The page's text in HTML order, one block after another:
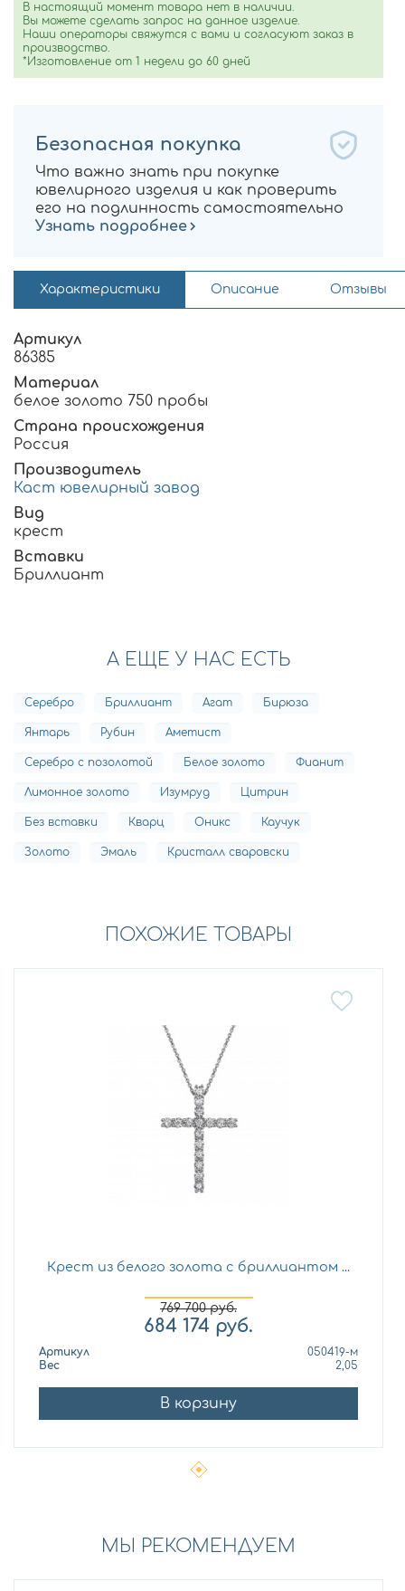
В настоящий момент товара нет в наличии.
Вы можете сделать запрос на данное изделие.
Наши операторы свяжутся с вами и согласуют заказ в
производство.
*Изготовление от 1 недели до 60 дней
Безопасная покупка
Что важно знать при покупке
ювелирного изделия и как проверить
его на подлинность самостоятельно
Узнать подробнее
Характеристики Описание Отзывы
Артикул
86385
Материал
белое золото 750 пробы
Страна происхождения
Россия
Производитель
Каст ювелирный завод
Вид
крест
Вставки
Бриллиант
А ЕЩЕ У НАС ЕСТЬ
Серебро Бриллиант Агат Бирюза
Янтарь Рубин Аметист
Серебро с позолотой Белое золото Фианит
Лимонное золото Изумруд Цитрин
Без вставки Кварц Оникс Каучук
Золото Эмаль Кристалл сваровски
ПОХОЖИЕ ТОВАРЫ
Крест из белого золота с бриллиантом ...
769 700руб.
684 174 руб.
Артикул
050419-м
Вес
2,05
В корзину
МЫ РЕКОМЕНДУЕМ